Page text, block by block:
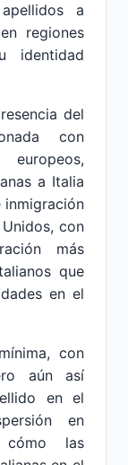
a
regiones
identidad
del
con
a Italia
inmigración
con
más
que
en el
con
aún así
en el
en
cómo las